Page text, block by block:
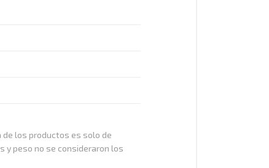
los productos es solo de
y peso no se consideraron los